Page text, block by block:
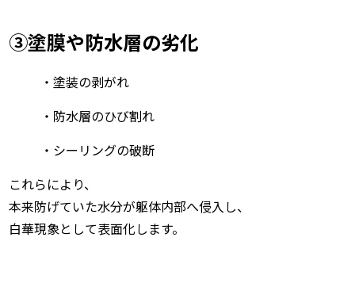
③塗膜や防水層の劣化
・塗装の剥がれ
・防水層のひび割れ
・シーリングの破断
これらにより、
本来防げていた水分が躯体内部へ侵入し、
白華現象として表面化します。